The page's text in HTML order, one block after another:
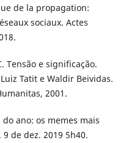
de la propagation:
sociaux. Actes
Tensão e significação.
Tatit e Waldir Beividas.
2001.
do ano: os memes mais
de dez. 2019 5h40.